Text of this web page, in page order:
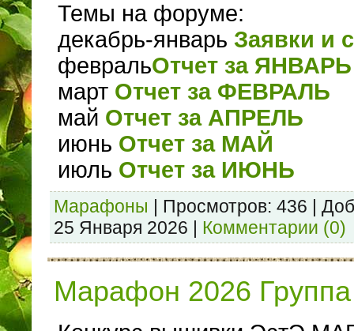
Темы на форуме:
декабрь-январь Заявки и
февральОтчет за ЯНВАРЬ
март Отчет за ФЕВРАЛЬ
май Отчет за АПРЕЛЬ
июнь Отчет за МАЙ
июль Отчет за ИЮНЬ
Марафоны | Просмотров: 436 |
25 Января 2026 | Комментарии (0)
Марафон 2026 Группа